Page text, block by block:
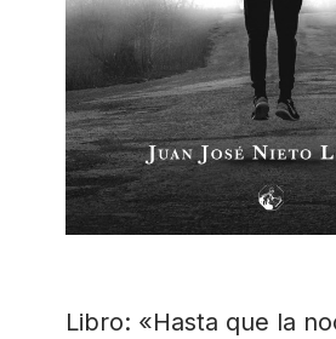
Libro: «Hasta que la